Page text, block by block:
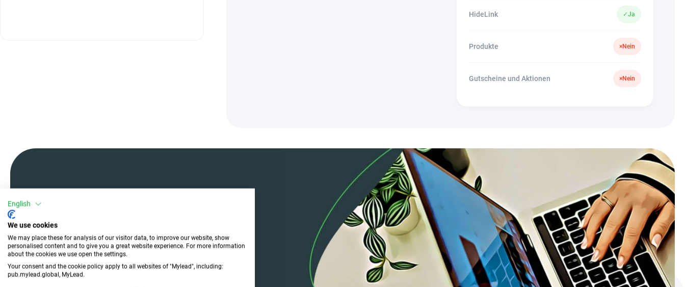
HideLink ✓Ja
Produkte ×Nein
Gutscheine und Aktionen ×Nein
Mach mit und wähle die
perfekte Kampagne
Werde einer der MyLead-Nutzer und
wähle aus den effektivsten
English
We use cookies
We may place these for analysis of our visitor data, to improve our website, show
personalised content and to give you a great website experience. For more information
about the cookies we use open the settings.
Your consent and the cookie policy apply to all websites of "Mylead", including:
pub.mylead.global, MyLead.